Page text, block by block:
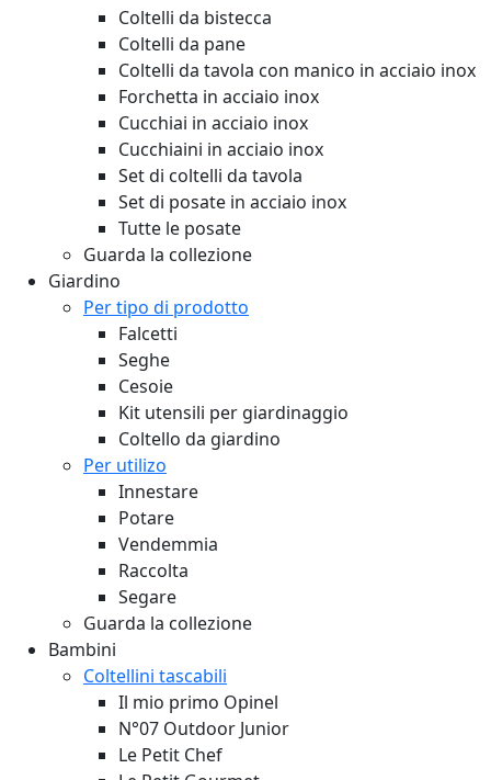
Coltelli da bistecca
Coltelli da pane
Coltelli da tavola con manico in acciaio inox
Forchetta in acciaio inox
Cucchiai in acciaio inox
Cucchiaini in acciaio inox
Set di coltelli da tavola
Set di posate in acciaio inox
Tutte le posate
Guarda la collezione
Giardino
Per tipo di prodotto
Falcetti
Seghe
Cesoie
Kit utensili per giardinaggio
Coltello da giardino
Per utilizo
Innestare
Potare
Vendemmia
Raccolta
Segare
Guarda la collezione
Bambini
Coltellini tascabili
Il mio primo Opinel
N°07 Outdoor Junior
Le Petit Chef